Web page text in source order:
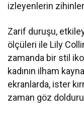
izleyenlerin
Zarif duruşu,
ölçüleri ile Lily
zamanda bir stil
kadının ilham
ekranlarda, ister
zaman göz